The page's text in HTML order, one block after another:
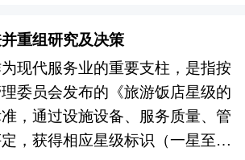
，在大量周密的市场调研基础
家统计局、国家商务部、国家发
息中心、国务院发展研究中心、
国商业信息中心、中国经济景气
业研究网、全国及海外相关报刊
及智能餐厅行业研究单位等公布
脚到重点细分领域、重点集聚区
时代走到今天，发展战略成为世
世界上的各种论坛，无一例外都
发展战略问题。我们看西方国家
们从中应该吸取什么教训？我们
向全面实现社会主义现代化迈进
期，做好“十四五”规划编制工作
远。中研普华产业研究院在
会经济发展形势和政策带动的发
究，对“十四五”时期度假村行业
，将预包装快餐产品输送至商
重要特征，智能点餐系统、自动
据分析等技术的应用，不仅提升
根据消费者偏好动态调整菜单，
快餐行业研究报告旨在从国家
重组研究及决策
现代服务业的重要支柱，是指按
委员会发布的《旅游饭店星级的
，通过设施设备、服务质量、管
，获得相应星级标识（一星至五